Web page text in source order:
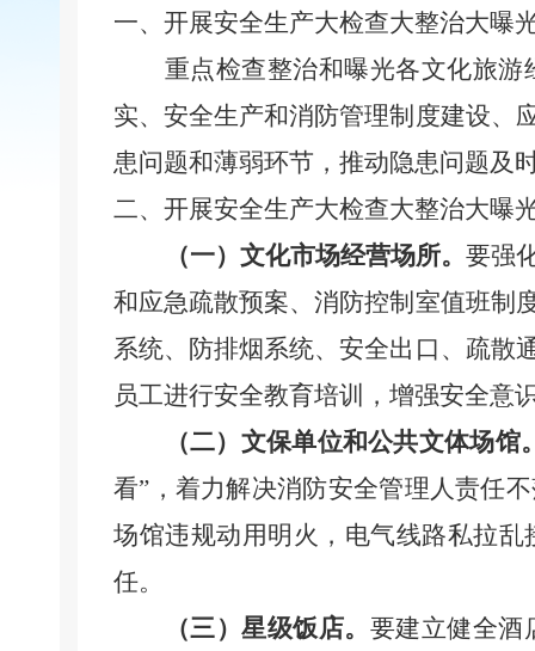
一、 开展安全生产大检查大整治大曝
重点检查整治和曝光各文化旅游
实、安全生产和消防管理制度建设、
患问题和薄弱环节 ，推动隐患问题及
二、 开展安全生产大检查大整治大曝
（一）文化市场经营场所。要强
和应急疏散预案、消防控制室值班制
系统、防排烟系统、安全出口、 疏散
员工进行安全教育培训，增强安全意
（二）文保单位和公共文体场馆
看”，着力解决消防安全管理人责任
场馆违规动用明火，电气线路私拉乱
任。
（三）星级饭店。 要建立健全酒